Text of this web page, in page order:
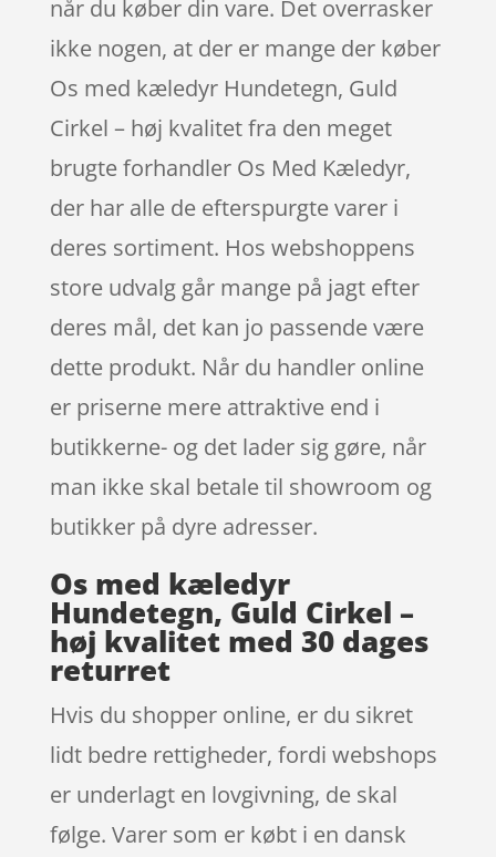
når du køber din vare. Det overrasker
ikke nogen, at der er mange der køber
Os med kæledyr Hundetegn, Guld
Cirkel – høj kvalitet fra den meget
brugte forhandler Os Med Kæledyr,
der har alle de efterspurgte varer i
deres sortiment. Hos webshoppens
store udvalg går mange på jagt efter
deres mål, det kan jo passende være
dette produkt. Når du handler online
er priserne mere attraktive end i
butikkerne- og det lader sig gøre, når
man ikke skal betale til showroom og
butikker på dyre adresser.
Os med kæledyr
Hundetegn, Guld Cirkel –
høj kvalitet med 30 dages
returret
Hvis du shopper online, er du sikret
lidt bedre rettigheder, fordi webshops
er underlagt en lovgivning, de skal
følge. Varer som er købt i en dansk